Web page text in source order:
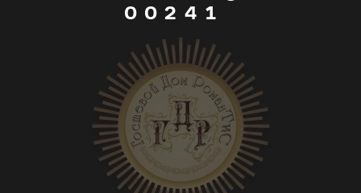
0
1
2
3
0
1
2
3
2
3
4
5
4
5
6
7
1
2
3
4
5
6
7